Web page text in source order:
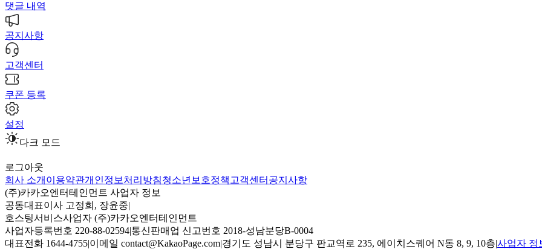
댓글 내역
공지사항
고객센터
쿠폰 등록
설정
다크 모드
로그아웃
회사 소개 이용약관개인정보처리방침청소년보호정책 고객센터 공지사항
(주)카카오엔터테인먼트 사업자 정보
공동대표이사 고정희, 장윤중|
호스팅서비스사업자 (주)카카오엔터테인먼트
사업자등록번호 220-88-02594|통신판매업 신고번호 2018-성남분당B-0004
대표전화 1644-4755|이메일 contact@KakaoPage.com|경기도 성남시 분당구 판교역로 235, 에이치스퀘어 N동 8, 9, 10층|사업자 정